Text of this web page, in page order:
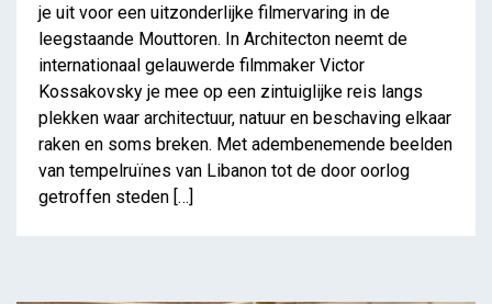
Het begijnhof van Hasselt
je uit voor een uitzonderlijke filmervaring in de
leegstaande Mouttoren. In Architecton neemt de
internationaal gelauwerde filmmaker Victor
Kossakovsky je mee op een zintuiglijke reis langs
plekken waar architectuur, natuur en beschaving elkaar
raken en soms breken. Met adembenemende beelden
van tempelruïnes van Libanon tot de door oorlog
getroffen steden […]